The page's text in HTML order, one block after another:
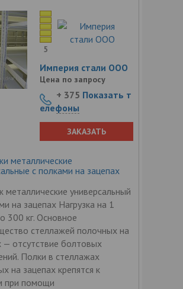
металлические
с полками на зацепах
металлические универсальный
на зацепах Нагрузка на 1
300 кг. Основное
стеллажей полочных на
— отсутствие болтовых
Полки в стеллажах
на зацепах крепятся к
при помощи
5
Империя стали ООО
Цена по запросу
+ 375 Показать т
елефоны
ЗАКАЗАТЬ